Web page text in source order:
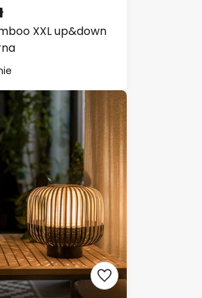
XXL up&down